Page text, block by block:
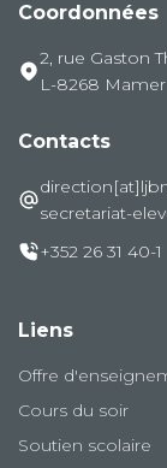
Coordonnées
2, rue Gaston
L-8268 Mamer
Contacts
secretariat-
+352 26 31 40-1
Liens
Offre
Cours du soir
Soutien scolaire